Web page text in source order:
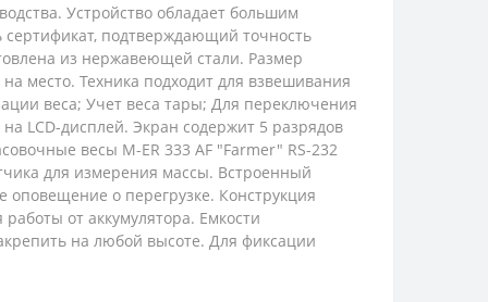
Устройство обладает большим
сертификат, подтверждающий точность
из нержавеющей стали. Размер
место. Техника подходит для взвешивания
веса; Учет веса тары; Для переключения
LCD-дисплей. Экран содержит 5 разрядов
весы M-ER 333 AF "Farmer" RS-232
для измерения массы. Встроенный
о перегрузке. Конструкция
от аккумулятора. Емкости
на любой высоте. Для фиксации